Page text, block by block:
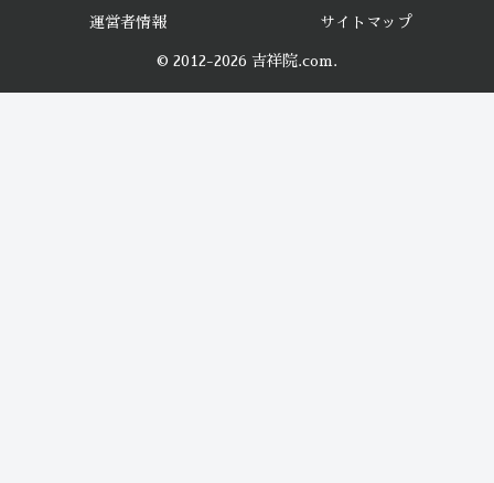
運営者情報 サイトマップ
© 2012-2026 吉祥院.com.